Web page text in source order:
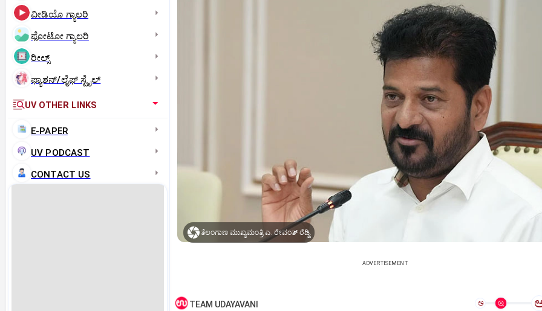
ವೀಡಿಯೊ ಗ್ಯಾಲರಿ
ಫೋಟೋ ಗ್ಯಾಲರಿ
ರೀಲ್ಸ್
ಫ್ಯಾಶನ್/ಲೈಫ್‌ ಸ್ಟೈಲ್
UV OTHER LINKS
E-PAPER
UV PODCAST
CONTACT US
ತೆಲಂಗಾಣ ಮುಖ್ಯಮಂತ್ರಿ ಎ. ರೇವಂತ್ ರೆಡ್ಡಿ.
ADVERTISEMENT
TEAM UDAYAVANI ಅ